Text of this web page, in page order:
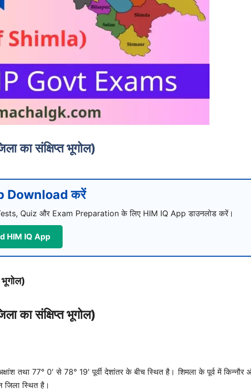
संक्षिप्त भूगोल)
Download करें
Quiz और Exam Preparation के लिए HIM IQ App डाउनलोड करें।
HIM IQ App
संक्षिप्त भूगोल)
तथा 77° 0′ से 78° 19′ पूर्वी देशांतर के बीच स्थित है। शिमला के पूर्व में किन्नौर
जिला स्थित है।